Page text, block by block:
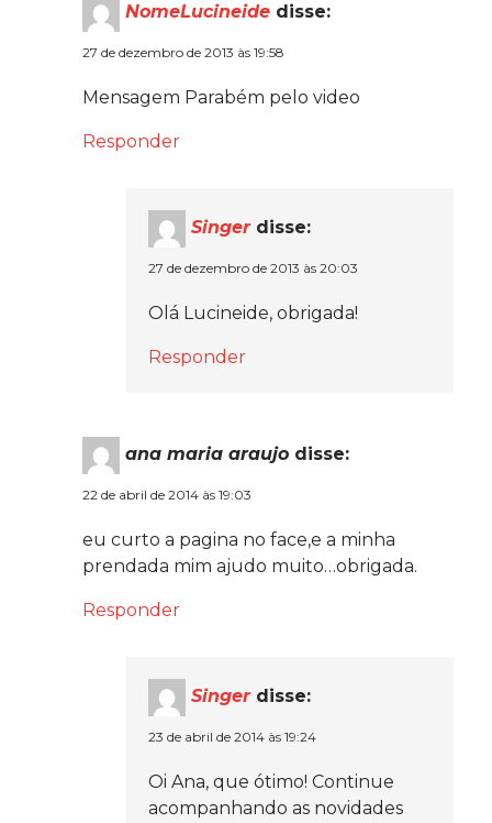
NomeLucineide disse:
27 de dezembro de 2013 às 19:58
Mensagem Parabém pelo video
Responder
Singer disse:
27 de dezembro de 2013 às 20:03
Olá Lucineide, obrigada!
Responder
ana maria araujo disse:
22 de abril de 2014 às 19:03
eu curto a pagina no face,e a minha
prendada mim ajudo muito…obrigada.
Responder
Singer disse:
23 de abril de 2014 às 19:24
Oi Ana, que ótimo! Continue
acompanhando as novidades